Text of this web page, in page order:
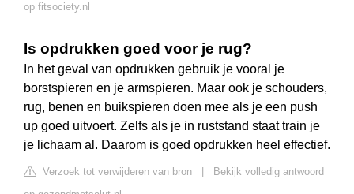
op fitsociety.nl
Is opdrukken goed voor je rug?
In het geval van opdrukken gebruik je vooral je
borstspieren en je armspieren. Maar ook je schouders,
rug, benen en buikspieren doen mee als je een push
up goed uitvoert. Zelfs als je in ruststand staat train je
je lichaam al. Daarom is goed opdrukken heel effectief.
Verzoek tot verwijderen van bron
Bekijk volledig antwoord